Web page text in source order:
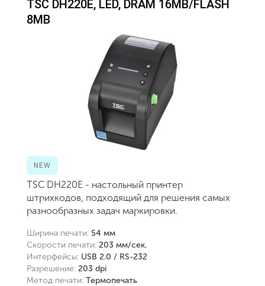
TSC DH220E, LED, DRAM 16MB/FLASH
8MB
NEW
TSC DH220E - настольный принтер
штрихкодов, подходящий для решения самых
разнообразных задач маркировки.
Ширина печати: 54 мм
Скорости печати: 203 мм/сек.
Интерфейсы: USB 2.0 / RS-232
Разрешение: 203 dpi
Метод печати: Термопечать